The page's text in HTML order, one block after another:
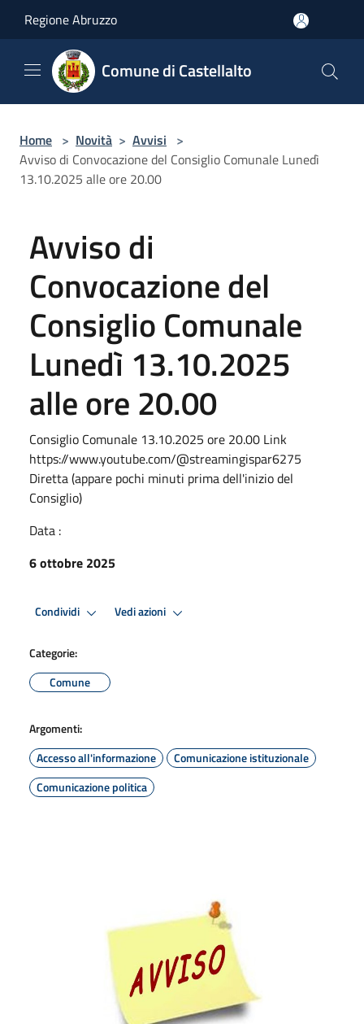
Regione Abruzzo
Comune di Castellalto
Home > Novità > Avvisi >
Avviso di Convocazione del Consiglio Comunale Lunedì
13.10.2025 alle ore 20.00
Avviso di
Convocazione del
Consiglio Comunale
Lunedì 13.10.2025
alle ore 20.00
Consiglio Comunale 13.10.2025 ore 20.00 Link
https://www.youtube.com/@streamingispar6275
Diretta (appare pochi minuti prima dell'inizio del
Consiglio)
Data :
6 ottobre 2025
Condividi Vedi azioni
Categorie:
Comune
Argomenti:
Accesso all'informazione
Comunicazione istituzionale
Comunicazione politica